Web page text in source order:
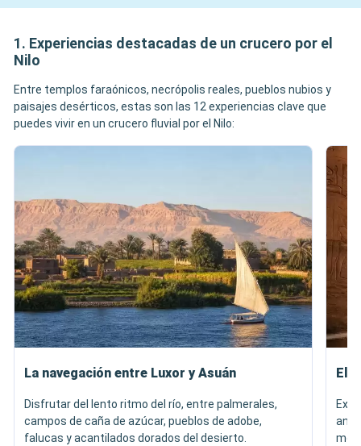
1. Experiencias destacadas de un crucero por el
Nilo
Entre templos faraónicos, necrópolis reales, pueblos nubios y
paisajes desérticos, estas son las 12 experiencias clave que
puedes vivir en un crucero fluvial por el Nilo:
La navegación entre Luxor y Asuán
Disfrutar del lento ritmo del río, entre palmerales,
campos de caña de azúcar, pueblos de adobe,
falucas y acantilados dorados del desierto.
El